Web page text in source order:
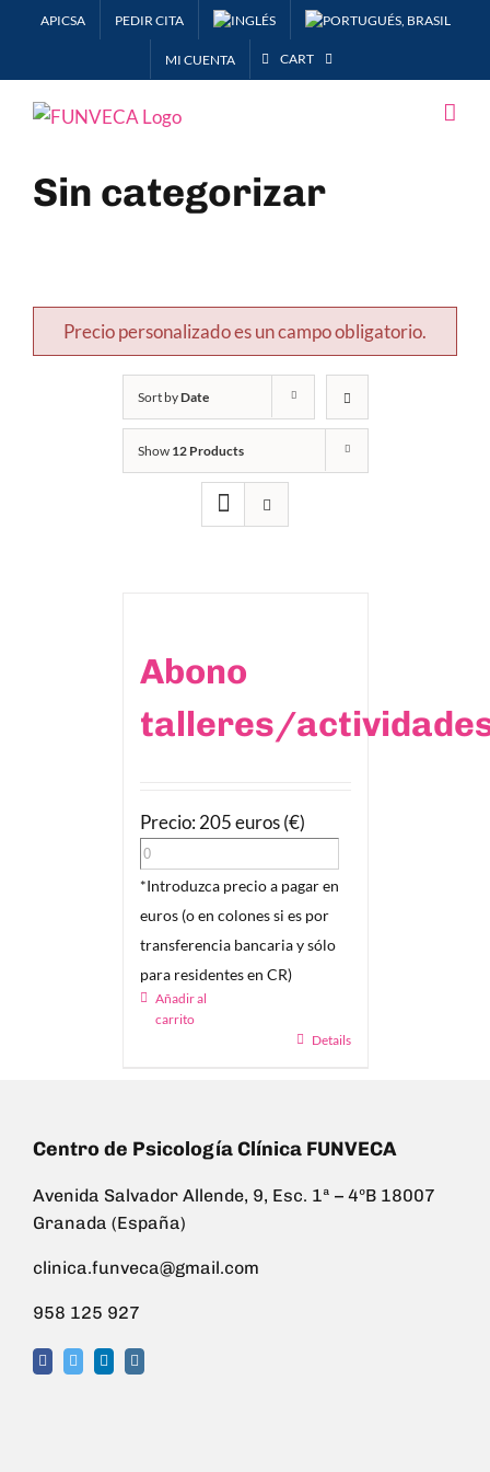
APICSA PEDIR CITA
MI CUENTA CART
Sin categorizar
Precio personalizado es un campo obligatorio.
Sort byDate
Show 12 Products
Abono
talleres/
Precio: 205 euros (€)
*Introduzca precio a pagar en
euros (o en colones si es por
transferencia bancaria y sólo
para residentes en CR)
Añadir al
carrito
Details
Centro de Psicología Clínica FUNVECA
Avenida Salvador Allende, 9, Esc. 1ª – 4ºB 18007
Granada (España)
clinica.funveca@gmail.com
958 125 927